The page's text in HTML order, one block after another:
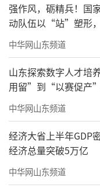
仪式现场，
聘任协议；马泽
聘教授聘书；徐
为国际供应链与
牌仪式；韩伟副
应链与人工智能
聘书；Peter
站长聘书，两大
强作风，砺精兵！国
动队伍以“站”塑形
中华网山东频道
山东探索数字人才培
用留”到“以赛促产
中华网山东频道
经济大省上半年GDP
经济总量突破5万亿
中华网山东频道